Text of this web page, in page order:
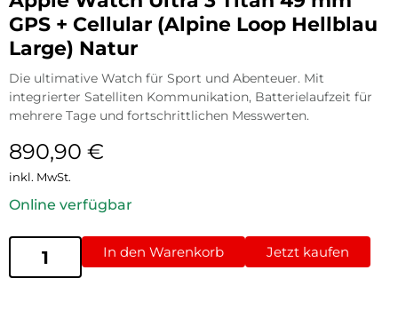
GPS + Cellular (Alpine Loop Hellblau
Large) Natur
Die ultimative Watch für Sport und Abenteuer. Mit
integrierter Satelliten Kommunikation, Batterielaufzeit für
mehrere Tage und fortschrittlichen Messwerten.
890,90 €
inkl. MwSt.
Online verfügbar
In den Warenkorb Jetzt kaufen